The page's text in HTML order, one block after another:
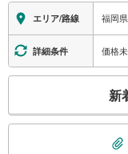
エリア/路線 福岡
詳細条件
検
新